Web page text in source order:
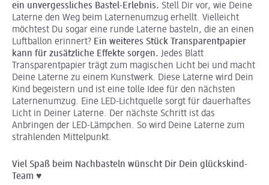
ein unvergessliches Bastel-Erlebnis. Stell Dir vor, wie Deine
Laterne den Weg beim Laternenumzug erhellt. Vielleicht
möchtest Du sogar eine runde Laterne basteln, die an einen
Luftballon erinnert? Ein weiteres Stück Transparentpapier
kann für zusätzliche Effekte sorgen. Jedes Blatt
Transparentpapier trägt zum magischen Licht bei und macht
Deine Laterne zu einem Kunstwerk. Diese Laterne wird Dein
Kind begeistern und ist eine tolle Idee für den nächsten
Laternenumzug. Eine LED-Lichtquelle sorgt für dauerhaftes
Licht in Deiner Laterne. Der nächste Schritt ist das
Anbringen der LED-Lämpchen. So wird Deine Laterne zum
strahlenden Mittelpunkt.
Viel Spaß beim Nachbasteln wünscht Dir Dein glückskind-
Team ♥